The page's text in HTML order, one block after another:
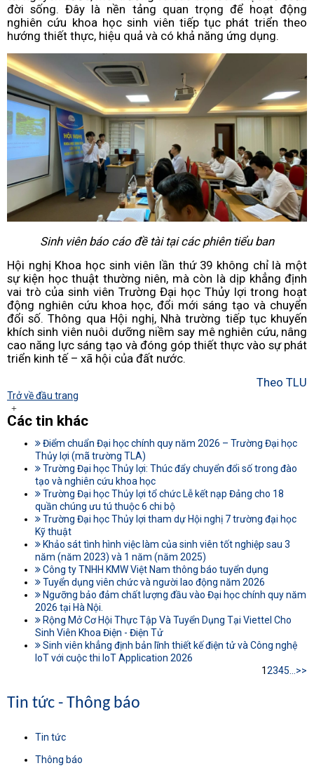
đời sống. Đây là nền tảng quan trọng để hoạt động
nghiên cứu khoa học sinh viên tiếp tục phát triển theo
hướng thiết thực, hiệu quả và có khả năng ứng dụng.
Sinh viên báo cáo đề tài tại các phiên tiểu ban
Hội nghị Khoa học sinh viên lần thứ 39 không chỉ là một
sự kiện học thuật thường niên, mà còn là dịp khẳng định
vai trò của sinh viên Trường Đại học Thủy lợi trong hoạt
động nghiên cứu khoa học, đổi mới sáng tạo và chuyển
đổi số. Thông qua Hội nghị, Nhà trường tiếp tục khuyến
khích sinh viên nuôi dưỡng niềm say mê nghiên cứu, nâng
cao năng lực sáng tạo và đóng góp thiết thực vào sự phát
triển kinh tế – xã hội của đất nước.
Theo TLU
Trở về đầu trang
Các tin khác
Điểm chuẩn Đại học chính quy năm 2026 – Trường Đại học
Thủy lợi (mã trường TLA)
Trường Đại học Thủy lợi: Thúc đẩy chuyển đổi số trong đào
tạo và nghiên cứu khoa học
Trường Đại học Thủy lợi tổ chức Lễ kết nạp Đảng cho 18
quần chúng ưu tú thuộc 6 chi bộ
Trường Đại học Thủy lợi tham dự Hội nghị 7 trường đại học
Kỹ thuật
Khảo sát tình hình việc làm của sinh viên tốt nghiệp sau 3
năm (năm 2023) và 1 năm (năm 2025)
Công ty TNHH KMW Việt Nam thông báo tuyển dụng
Tuyển dụng viên chức và người lao động năm 2026
Ngưỡng bảo đảm chất lượng đầu vào Đại học chính quy năm
2026 tại Hà Nội.
Rộng Mở Cơ Hội Thực Tập Và Tuyển Dụng Tại Viettel Cho
Sinh Viên Khoa Điện - Điện Tử
Sinh viên khẳng định bản lĩnh thiết kế điện tử và Công nghệ
IoT với cuộc thi IoT Application 2026
12345...>>
Tin tức - Thông báo
Tin tức
Thông báo